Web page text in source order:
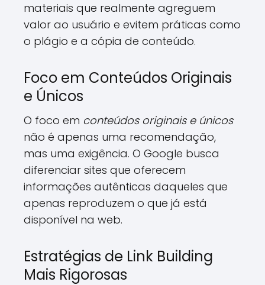
materiais que realmente agreguem
valor ao usuário e evitem práticas como
o plágio e a cópia de conteúdo.
Foco em Conteúdos Originais
e Únicos
O foco em conteúdos originais e únicos
não é apenas uma recomendação,
mas uma exigência. O Google busca
diferenciar sites que oferecem
informações autênticas daqueles que
apenas reproduzem o que já está
disponível na web.
Estratégias de Link Building
Mais Rigorosas